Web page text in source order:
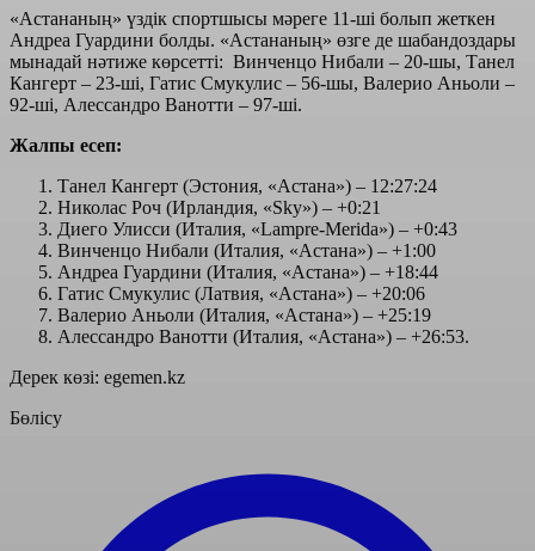
«Астананың» үздік спортшысы мәреге 11-ші болып жеткен
Андреа Гуардини болды. «Астананың» өзге де шабандоздары
мынадай нәтиже көрсетті: Винченцо Нибали – 20-шы, Танел
Кангерт – 23-ші, Гатис Смукулис – 56-шы, Валерио Аньоли –
92-ші, Алессандро Ванотти – 97-ші.
Жалпы есеп:
Танел Кангерт (Эстония, «Астана») – 12:27:24
Николас Роч (Ирландия, «Sky») – +0:21
Диего Улисси (Италия, «Lampre-Merida») – +0:43
Винченцо Нибали (Италия, «Астана») – +1:00
Андреа Гуардини (Италия, «Астана») – +18:44
Гатис Смукулис (Латвия, «Астана») – +20:06
Валерио Аньоли (Италия, «Астана») – +25:19
Алессандро Ванотти (Италия, «Астана») – +26:53.
Дерек көзі: egemen.kz
Бөлісу